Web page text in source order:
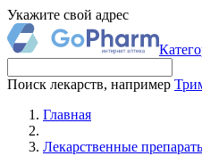
Укажите свой адрес
Поиск лекарств, например
Главная
Лекарственные